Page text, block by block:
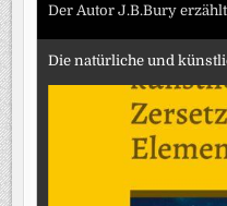
Der Autor J.B.Bury erzählt
Die natürliche und